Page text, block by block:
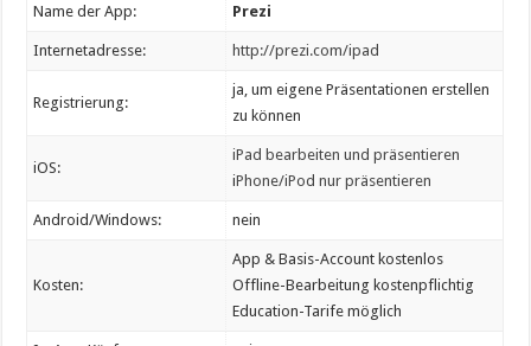
Name der App: Prezi
Internetadresse: http://prezi.com/ipad
Registrierung:
ja, um eigene Präsentationen erstellen
zu können
iOS:
iPad bearbeiten und präsentieren
iPhone/iPod nur präsentieren
Android/Windows: nein
Kosten:
App & Basis-Account kostenlos
Offline-Bearbeitung kostenpflichtig
Education-Tarife möglich